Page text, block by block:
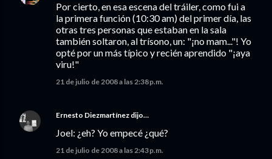
Por cierto, en esa escena del tráiler, como fui a
la primera función (10:30 am) del primer día, las
otras tres personas que estaban en la sala
también soltaron, al trísono, un: "¡no mam..."! Yo
opté por un más típico y recién aprendido "¡aya
viru!"
21 de julio de 2008 a las 2:38 p.m.
Ernesto Diezmartínez dijo…
Joel: ¿eh? Yo empecé ¿qué?
21 de julio de 2008 a las 2:43 p.m.